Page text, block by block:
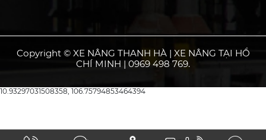
Copyright © XE NÂNG THANH HÀ | XE NÂNG TẠI HỒ
CHÍ MINH | 0969 498 769.
10.93297031508358, 106.75794853464394